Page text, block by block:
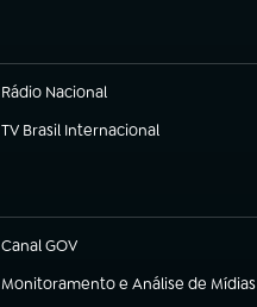
Rádio Nacional
TV Brasil Internacional
(abre em nova aba)
Canal GOV
(abre em nova aba)
Monitoramento e Análise de Mídias
(abre em nova aba)